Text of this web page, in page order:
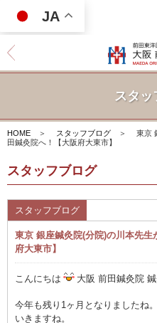
JA
スタッ
HOME ＞ スタッフブログ ＞
東京
田鍼灸院へ！【大阪府大東市】
スタッフブログ
スタッフブログ
東京 銀座鍼灸院(分院)の川本先
府大東市】
こんにちは 大阪 前田鍼灸院 鍼
今年も残り1ヶ月となりましたね
いきますね。